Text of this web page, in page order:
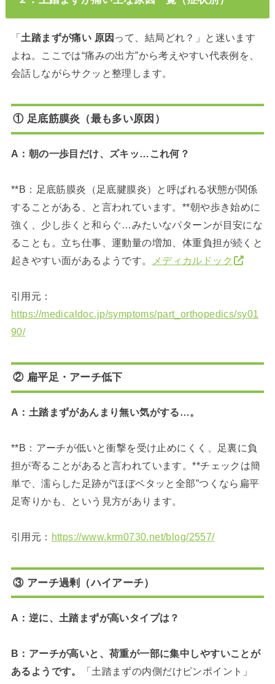
「土踏まずが痛い 原因 って、結局どれ？」と迷います
よね。ここでは“痛みの出方”から考えやすい代表例を、
会話しながらサクッと整理します。
① 足底筋膜炎（最も多い原因）
A：朝の一歩目だけ、ズキッ…これ何？
**B：足底筋膜炎（足底腱膜炎）と呼ばれる状態が関係
することがある、と言われています。**朝や歩き始めに
強く、少し歩くと和らぐ…みたいなパターンが目安にな
ることも。立ち仕事、運動量の増加、体重負担が続くと
起きやすい面があるようです。
メディカルドック
引用元：
https://medicaldoc.jp/symptoms/part_orthopedics/sy01
90/
② 扁平足・アーチ低下
A：土踏まずがあんまり無い気がする…。
**B：アーチが低いと衝撃を受け止めにくく、足裏に負
担が寄ることがあると言われています。**チェックは簡
単で、濡らした足跡が“ほぼベタッと全部”つくなら扁平
足寄りかも、という見方があります。
引用元： https://www.krm0730.net/blog/2557/
③ アーチ過剰（ハイアーチ）
A：逆に、土踏まずが高いタイプは？
B：アーチが高いと、荷重が一部に集中しやすいことが
あるようです。
「土踏まずの内側だけピンポイント」